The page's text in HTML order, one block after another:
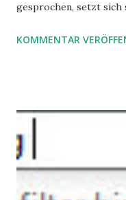
gesprochen, setzt
gleich. Im
Angstzuständen ihrer
geben, die weitgehend
KOMMENTAR